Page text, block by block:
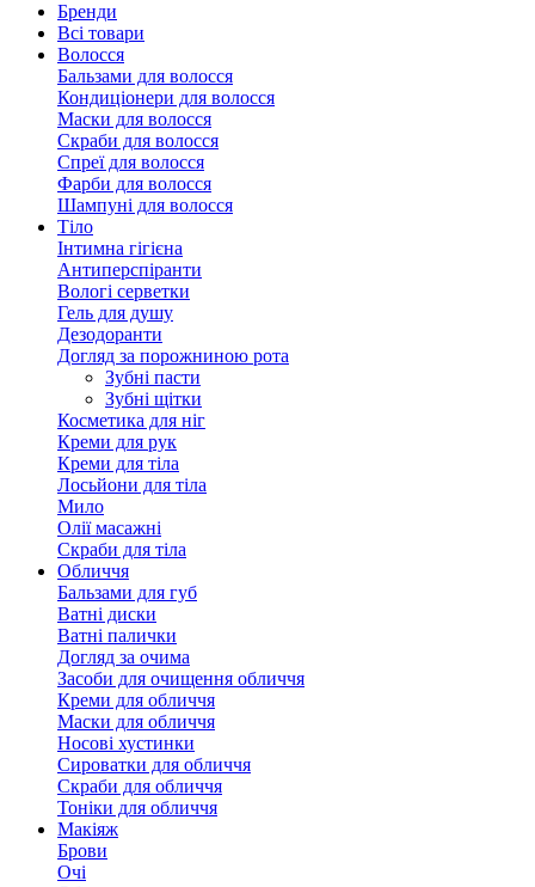
Бренди
Всі товари
Волосся
Бальзами для волосся
Кондиціонери для волосся
Маски для волосся
Скраби для волосся
Спреї для волосся
Фарби для волосся
Шампуні для волосся
Тіло
Інтимна гігієна
Антиперспіранти
Вологі серветки
Гель для душу
Дезодоранти
Догляд за порожниною рота
Зубні пасти
Зубні щітки
Косметика для ніг
Креми для рук
Креми для тіла
Лосьйони для тіла
Мило
Олії масажні
Скраби для тіла
Обличчя
Бальзами для губ
Ватні диски
Ватні палички
Догляд за очима
Засоби для очищення обличчя
Креми для обличчя
Маски для обличчя
Носові хустинки
Сироватки для обличчя
Скраби для обличчя
Тоніки для обличчя
Макіяж
Брови
Очі